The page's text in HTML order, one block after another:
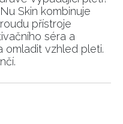
Skin kombinuje
přístroje
séra a
omladit vzhled pleti.